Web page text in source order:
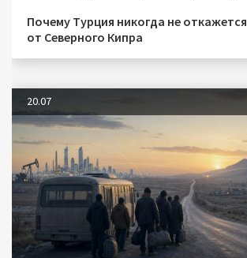
Почему Турция никогда не откажется
от Северного Кипра
20.07